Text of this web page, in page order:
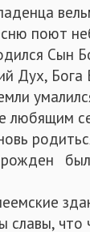
поют
Сын
Дух, Бога
любящим
славы, что